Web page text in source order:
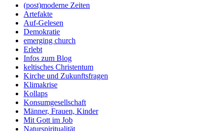
(post)moderne Zeiten
Artefakte
Auf-Gelesen
Demokratie
emerging church
Erlebt
Infos zum Blog
keltisches Christentum
Kirche und Zukunftsfragen
Klimakrise
Kollaps
Konsumgesellschaft
Männer, Frauen, Kinder
Mit Gott im Job
Naturspiritualität